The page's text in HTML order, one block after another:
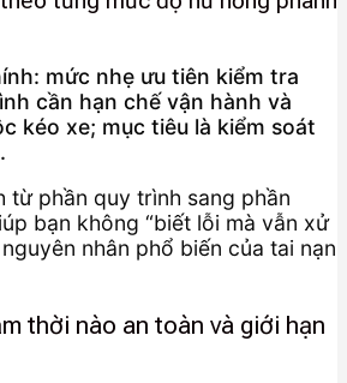
mức nhẹ ưu tiên kiểm tra
cần hạn chế vận hành và
kéo xe; mục tiêu là kiểm soát
từ phần quy trình sang phần
bạn không “biết lỗi mà vẫn xử
nhân phổ biến của tai nạn
thời nào an toàn và giới hạn